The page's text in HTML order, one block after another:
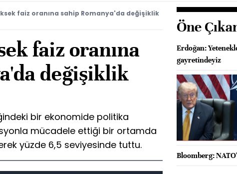
faiz oranına sahip Romanya'da değişiklik
faiz oranına
değişiklik
bir ekonomide politika
mücadele ettiği bir ortamda
yüzde 6,5 seviyesinde tuttu.
Öne
Erdoğan:
gayretindeyiz
Bloomberg: